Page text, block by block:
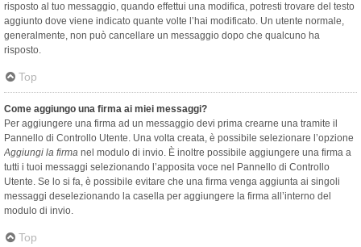
risposto al tuo messaggio, quando effettui una modifica, potresti trovare del testo
aggiunto dove viene indicato quante volte l’hai modificato. Un utente normale,
generalmente, non può cancellare un messaggio dopo che qualcuno ha
risposto.
Top
Come aggiungo una firma ai miei messaggi?
Per aggiungere una firma ad un messaggio devi prima crearne una tramite il
Pannello di Controllo Utente. Una volta creata, è possibile selezionare l’opzione
Aggiungi la firma nel modulo di invio. È inoltre possibile aggiungere una firma a
tutti i tuoi messaggi selezionando l’apposita voce nel Pannello di Controllo
Utente. Se lo si fa, è possibile evitare che una firma venga aggiunta ai singoli
messaggi deselezionando la casella per aggiungere la firma all’interno del
modulo di invio.
Top